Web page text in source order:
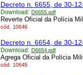
Decreto n. 6655, de 30-
Download: D6655.pdf
Reverte Oficial da Polícia
cód. 10646
Decreto n. 6654, de 30-
Download: D6654.pdf
Agrega Oficial da Polícia
cód. 10645